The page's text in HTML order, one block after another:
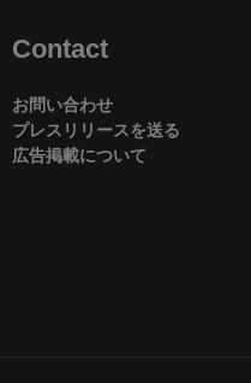
Contact
お問い合わせ
プレスリリースを送る
広告掲載について